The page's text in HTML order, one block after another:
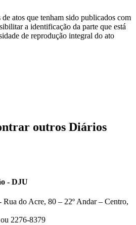
atos que tenham sido publicados com
a identificação da parte que está
de reprodução integral do ato
outros Diários
- DJU
do Acre, 80 – 22º Andar – Centro,
2276-8379